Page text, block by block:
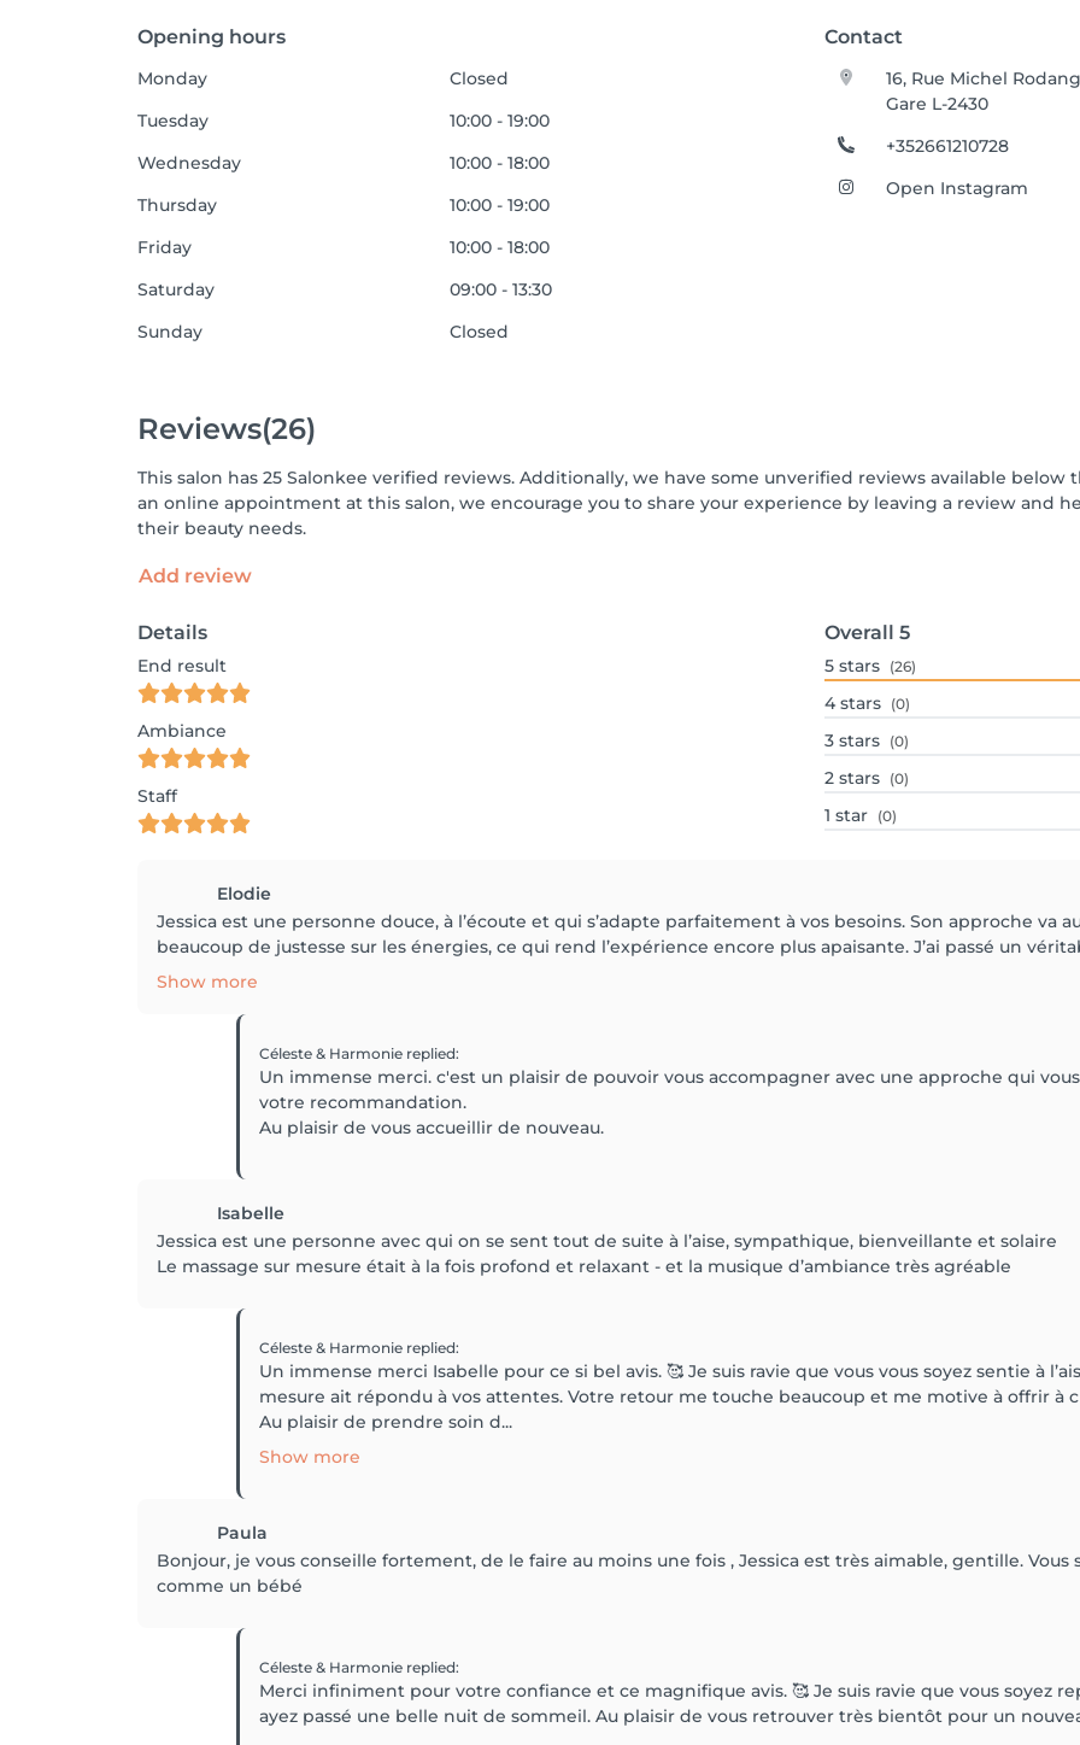
Opening hours Contact
Monday
Closed
Tuesday
10:00 - 19:00
Wednesday
10:00 - 18:00
Thursday
10:00 - 19:00
Friday
10:00 - 18:00
Saturday
09:00 - 13:30
Sunday
Closed
16, Rue Michel
Gare L-2430
+352661210728
Open Instagram
Reviews(26)
This salon has 25 Salonkee verified reviews. Additionally, we have some unverified reviews available
an online appointment at this salon, we encourage you to share your experience by leaving a review and
their beauty needs.
Add review
Details
End result
Ambiance
Staff
Overall 5
5 stars (26)
4 stars (0)
3 stars (0)
2 stars (0)
1 star (0)
Elodie
Jessica est une personne douce, à l’écoute et qui s’adapte parfaitement à vos besoins. Son approche va
beaucoup de justesse sur les énergies, ce qui rend l’expérience encore plus apaisante. J’ai passé un
Show more
Céleste & Harmonie replied:
Un immense merci. c'est un plaisir de pouvoir vous accompagner avec une approche qui
votre recommandation.
Au plaisir de vous accueillir de nouveau.
Isabelle
Jessica est une personne avec qui on se sent tout de suite à l’aise, sympathique, bienveillante et solaire
Le massage sur mesure était à la fois profond et relaxant - et la musique d’ambiance très agréable
Céleste & Harmonie replied:
Un immense merci Isabelle pour ce si bel avis. 🥰 Je suis ravie que vous vous soyez sentie à
mesure ait répondu à vos attentes. Votre retour me touche beaucoup et me motive à offrir
Au plaisir de prendre soin d...
Show more
Paula
Bonjour, je vous conseille fortement, de le faire au moins une fois , Jessica est très aimable, gentille.
comme un bébé
Céleste & Harmonie replied:
Merci infiniment pour votre confiance et ce magnifique avis. 🥰 Je suis ravie que vous soyez
ayez passé une belle nuit de sommeil. Au plaisir de vous retrouver très bientôt pour un